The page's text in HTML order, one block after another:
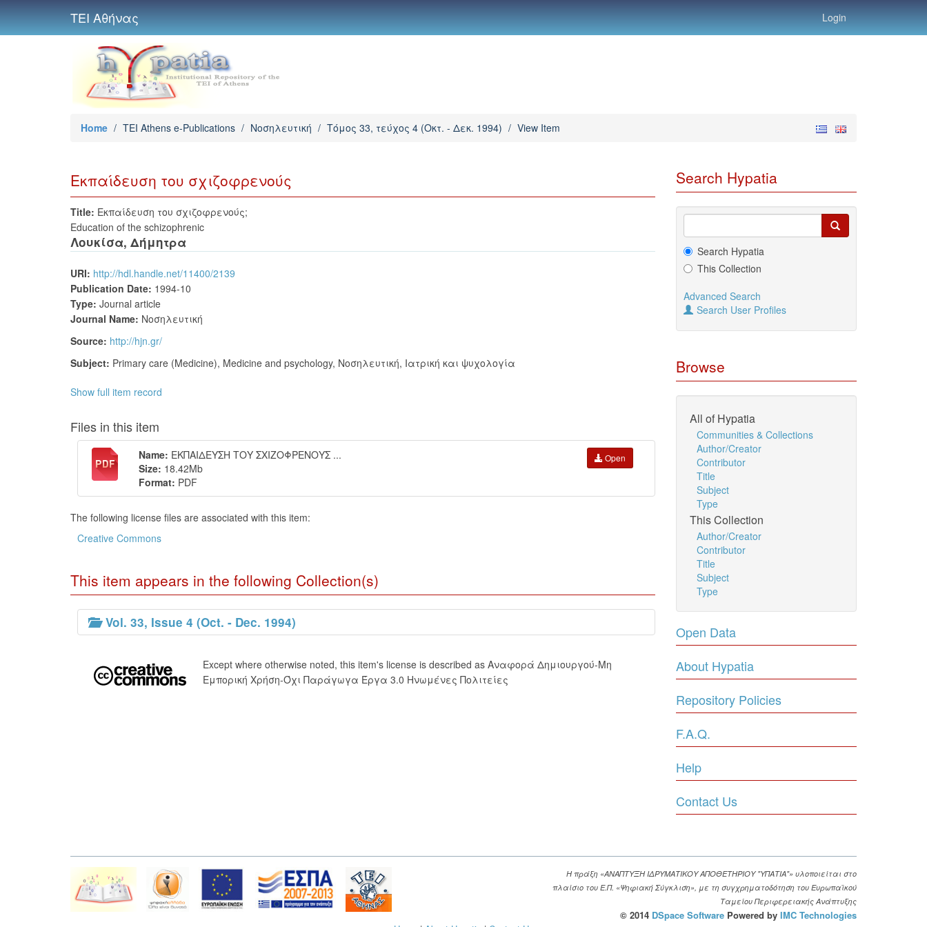
ΤΕΙ Αθήνας Login
Home / TEI Athens e-Publications / Νοσηλευτική / Τόμος 33, τεύχος 4 (Οκτ. - Δεκ. 1994) / View Item
Εκπαίδευση του σχιζοφρενούς
Title: Εκπαίδευση του σχιζοφρενούς;
Education of the schizophrenic
Λουκίσα, Δήμητρα
URI: http://hdl.handle.net/11400/2139
Publication Date: 1994-10
Type: Journal article
Journal Name: Νοσηλευτική
Source: http://hjn.gr/
Subject: Primary care (Medicine), Medicine and psychology, Νοσηλευτική, Ιατρική και ψυχολογία
Show full item record
Files in this item
Name: ΕΚΠΑΙΔΕΥΣΗ ΤΟΥ ΣΧΙΖΟΦΡΕΝΟΥΣ ...
Size: 18.42Mb
Format: PDF
Open
The following license files are associated with this item:
Creative Commons
This item appears in the following Collection(s)
Vol. 33, Issue 4 (Oct. - Dec. 1994)
Except where otherwise noted, this item's license is described as Αναφορά Δημιουργού-Μη
Εμπορική Χρήση-Όχι Παράγωγα Έργα 3.0 Ηνωμένες Πολιτείες
Search Hypatia
Search Hypatia
This Collection
Advanced Search
Search User Profiles
Browse
All of Hypatia
Communities & Collections
Author/Creator
Contributor
Title
Subject
Type
This Collection
Author/Creator
Contributor
Title
Subject
Type
Open Data
About Hypatia
Repository Policies
F.A.Q.
Help
Contact Us
Η πράξη «ΑΝΑΠΤΥΞΗ ΙΔΡΥΜΑΤΙΚΟΥ ΑΠΟΘΕΤΗΡΙΟΥ "ΥΠΑΤΙΑ"» υλοποιείται στο
πλαίσιο του Ε.Π. «Ψηφιακή Σύγκλιση», με τη συγχρηματοδότηση του Ευρωπαϊκού
Ταμείου Περιφερειακής Ανάπτυξης
© 2014 DSpace Software Powered by IMC Technologies